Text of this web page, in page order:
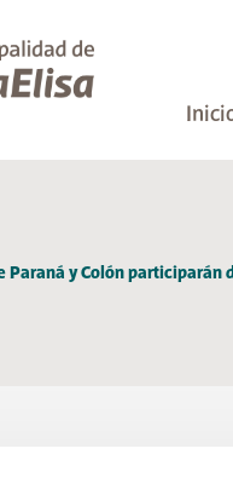
Paraná y Colón participarán